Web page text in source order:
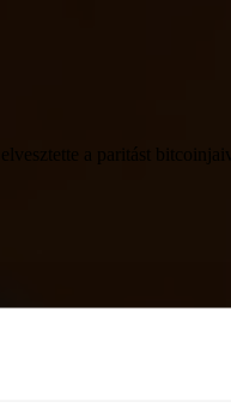
a paritást